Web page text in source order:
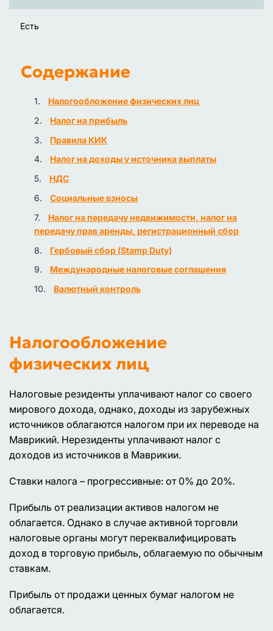
Есть
Содержание
Налогообложение физических лиц
Налог на прибыль
Правила КИК
Налог на доходы у источника выплаты
НДС
Социальные взносы
Налог на передачу недвижимости, налог на
передачу прав аренды, регистрационный сбор
Гербовый сбор (Stamp Duty)
Международные налоговые соглашения
Валютный контроль
Налогообложение
физических лиц
Налоговые резиденты уплачивают налог со своего
мирового дохода, однако, доходы из зарубежных
источников облагаются налогом при их переводе на
Маврикий. Нерезиденты уплачивают налог с
доходов из источников в Маврикии.
Ставки налога – прогрессивные: от 0% до 20%.
Прибыль от реализации активов налогом не
облагается. Однако в случае активной торговли
налоговые органы могут переквалифицировать
доход в торговую прибыль, облагаемую по обычным
ставкам.
Прибыль от продажи ценных бумаг налогом не
облагается.